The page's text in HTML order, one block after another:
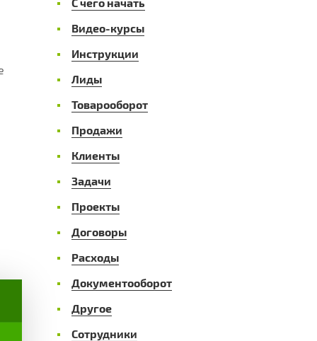
Видео-курсы
Инструкции
Лиды
Товарооборот
Продажи
Клиенты
Задачи
Проекты
Договоры
Расходы
Документооборот
Другое
Сотрудники